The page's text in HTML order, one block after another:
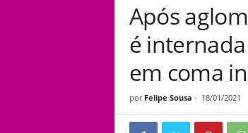
Após
é
em coma
por Felipe Sousa - 18/01/2021